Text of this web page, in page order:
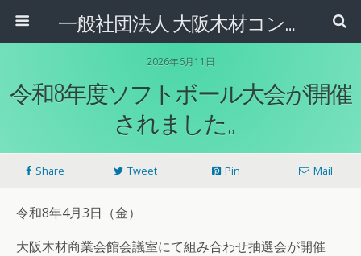
一般社団法人 大阪木材コンビナート協会
2026年6月11日
令和8年度ソフトボール大会が開催
されました。
Share Tweet Pin Mail
令和8年4月3日（金）
大阪木材商業会館会議室にて組み合わせ抽選会が開催